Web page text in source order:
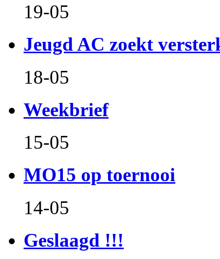
19-05
Jeugd AC zoekt
18-05
Weekbrief
15-05
MO15 op toernooi
14-05
Geslaagd !!!